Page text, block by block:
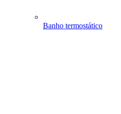
Banho termostático